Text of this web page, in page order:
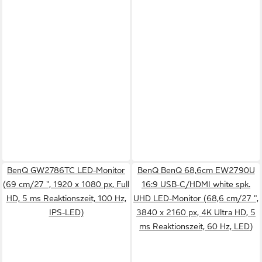
BenQ GW2786TC LED-Monitor
(69 cm/27 ", 1920 x 1080 px, Full
HD, 5 ms Reaktionszeit, 100 Hz,
IPS-LED)
BenQ BenQ 68,6cm EW2790U
16:9 USB-C/HDMI white spk.
UHD LED-Monitor (68,6 cm/27 ",
3840 x 2160 px, 4K Ultra HD, 5
ms Reaktionszeit, 60 Hz, LED)